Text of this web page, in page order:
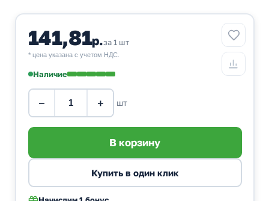
141,81р.за 1 шт
* цена указана с учетом НДС.
Наличие
− + шт